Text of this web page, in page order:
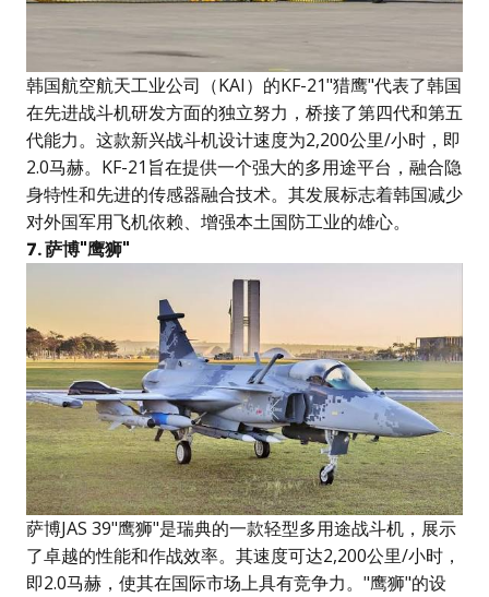
韩国航空航天工业公司（KAI）的KF-21"猎鹰"代表了韩国
在先进战斗机研发方面的独立努力，桥接了第四代和第五
代能力。这款新兴战斗机设计速度为2,200公里/小时，即
2.0马赫。KF-21旨在提供一个强大的多用途平台，融合隐
身特性和先进的传感器融合技术。其发展标志着韩国减少
对外国军用飞机依赖、增强本土国防工业的雄心。
7. 萨博"鹰狮"
萨博JAS 39"鹰狮"是瑞典的一款轻型多用途战斗机，展示
了卓越的性能和作战效率。其速度可达2,200公里/小时，
即2.0马赫，使其在国际市场上具有竞争力。"鹰狮"的设